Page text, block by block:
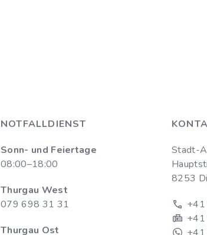
NOTFALLDIENST
Sonn- und Feiertage
08:00–18:00
Thurgau West
079 698 31 31
Thurgau Ost
Stadt-
8253